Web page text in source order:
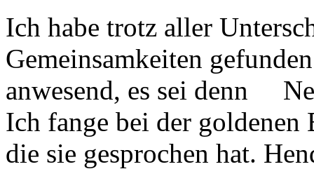
Ich habe trotz aller
Gemeinsamkeiten
anwesend, es sei denn
Ich fange bei der goldenen
die sie gesprochen hat.